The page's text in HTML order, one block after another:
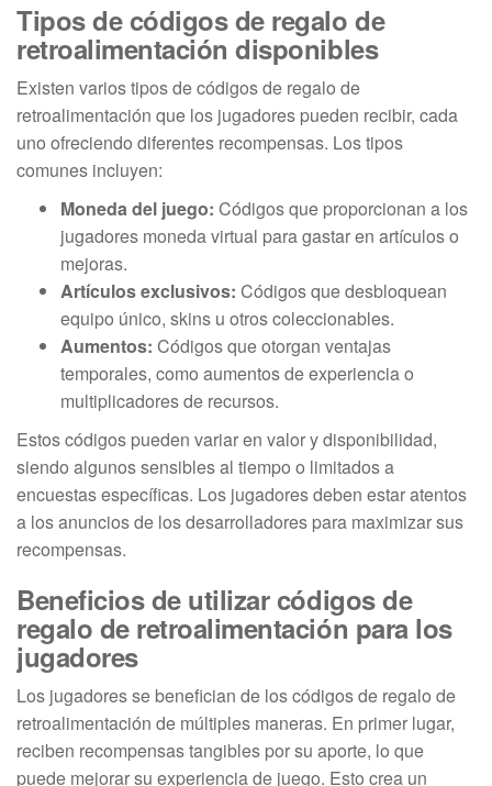
Tipos de códigos de regalo de
retroalimentación disponibles
Existen varios tipos de códigos de regalo de
retroalimentación que los jugadores pueden recibir, cada
uno ofreciendo diferentes recompensas. Los tipos
comunes incluyen:
Moneda del juego: Códigos que proporcionan a los
jugadores moneda virtual para gastar en artículos o
mejoras.
Artículos exclusivos: Códigos que desbloquean
equipo único, skins u otros coleccionables.
Aumentos: Códigos que otorgan ventajas
temporales, como aumentos de experiencia o
multiplicadores de recursos.
Estos códigos pueden variar en valor y disponibilidad,
siendo algunos sensibles al tiempo o limitados a
encuestas específicas. Los jugadores deben estar atentos
a los anuncios de los desarrolladores para maximizar sus
recompensas.
Beneficios de utilizar códigos de
regalo de retroalimentación para los
jugadores
Los jugadores se benefician de los códigos de regalo de
retroalimentación de múltiples maneras. En primer lugar,
reciben recompensas tangibles por su aporte, lo que
puede mejorar su experiencia de juego. Esto crea un